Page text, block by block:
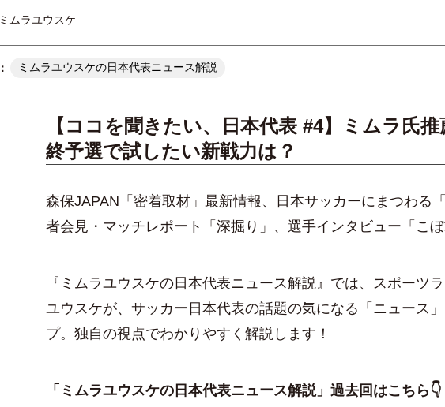
ミムラユウスケ
ミムラユウスケの日本代表ニュース解説
【ココを聞きたい、日本代表 #4】ミムラ氏
終予選で試したい新戦力は？
森保JAPAN「密着取材」最新情報、日本サッカーにまつわる
者会見・マッチレポート「深掘り」、選手インタビュー「こ
『ミムラユウスケの日本代表ニュース解説』では、スポーツ
ユウスケが、サッカー日本代表の話題の気になる「ニュース
プ。独自の視点でわかりやすく解説します！
「 ミムラユウスケの日本代表ニュース解説」過去回はこちら👇